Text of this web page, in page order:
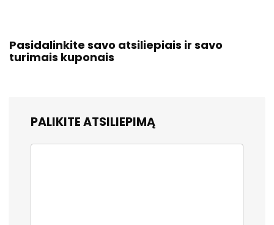
Pasidalinkite savo atsiliepiais ir savo
turimais kuponais
PALIKITE ATSILIEPIMĄ